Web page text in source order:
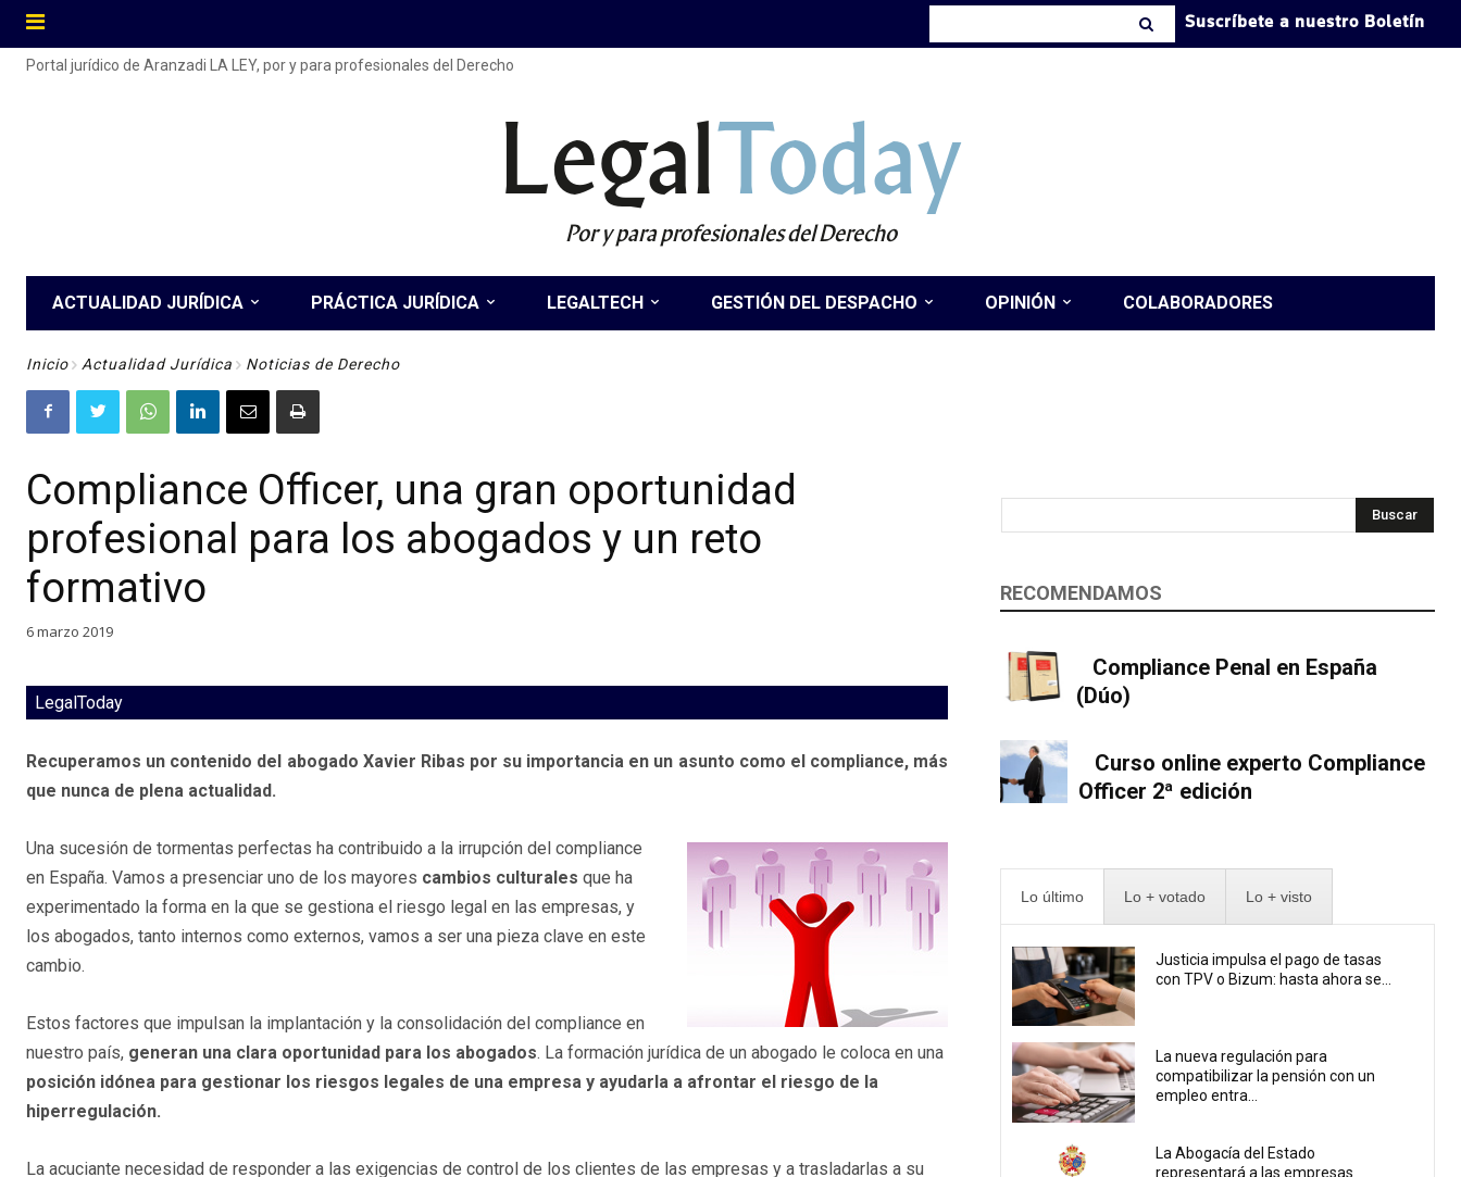
Suscríbete a nuestro Boletín
Portal jurídico de Aranzadi LA LEY, por y para profesionales del Derecho
LegalToday
Por y para profesionales del Derecho
ACTUALIDAD JURÍDICA PRÁCTICA JURÍDICA LEGALTECH GESTIÓN DEL DESPACHO OPINIÓN COLABORADORES
Inicio Actualidad Jurídica Noticias de Derecho
Compliance Officer, una gran oportunidad
profesional para los abogados y un reto
formativo
6 marzo 2019
LegalToday
Recuperamos un contenido del abogado Xavier Ribas por su importancia en un asunto como el compliance, más
que nunca de plena actualidad.
Una sucesión de tormentas perfectas ha contribuido a la irrupción del compliance
en España. Vamos a presenciar uno de los mayores cambios culturales que ha
experimentado la forma en la que se gestiona el riesgo legal en las empresas, y
los abogados, tanto internos como externos, vamos a ser una pieza clave en este
cambio.
Estos factores que impulsan la implantación y la consolidación del compliance en
nuestro país, generan una clara oportunidad para los abogados. La formación jurídica de un abogado le coloca en una
posición idónea para gestionar los riesgos legales de una empresa y ayudarla a afrontar el riesgo de la
hiperregulación.
La acuciante necesidad de responder a las exigencias de control de los clientes de las empresas y a trasladarlas a su
Buscar
RECOMENDAMOS
Compliance Penal en España
(Dúo)
Curso online experto Compliance
Officer 2ª edición
Lo último Lo + votado Lo + visto
Justicia impulsa el pago de tasas
con TPV o Bizum: hasta ahora se...
La nueva regulación para
compatibilizar la pensión con un
empleo entra...
La Abogacía del Estado
representará a las empresas